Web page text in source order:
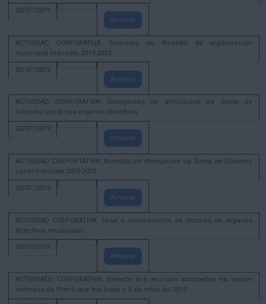
02/07/2019
Amosar
ACTIVIDAD CORPORATIVA. Decretos de Alcaldía de organización
municipal mandato 2019-2023.
02/07/2019
Amosar
ACTIVIDAD CORPORATIVA. Delegación de atricucións da Xunta de
Goberno Local nos órganos directivos.
02/07/2019
Amosar
ACTIVIDAD CORPORTATIVA. Acordos de delegación da Xunta de Goberno
Local mandato 2019-2023
02/07/2019
Amosar
ACTIVIDAD CORPORATIVA. Cese e nomeamento de titulares de órganos
directivos municipais.
02/07/2019
Amosar
ACTIVIDADE CORPORATIVA. Extracto dos acordos adoptados na sesión
ordinaria do Pleno que tivo lugar o 6 de maio de 2019.